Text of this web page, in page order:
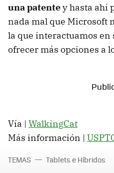
una patentey hasta ahí
nada mal que Microsoft
la que interactuamos en
ofrecer más opciones a
Vía | WalkingCat
Más información |
TEMAS Tablets e Híbridos